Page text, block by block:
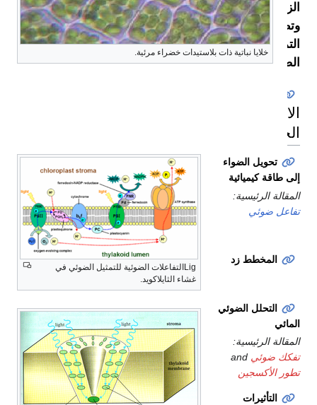
خلايا نباتية ذات بلاستيدات خضراء مرئية.
Ligالتفاعلات الضوئية للتمثيل الضوئي في
غشاء الثايلاكويد.
الضواء
كيميائية
زد
الضوئي
and